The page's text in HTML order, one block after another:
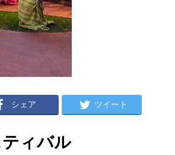
シェア ツイート
ィバル